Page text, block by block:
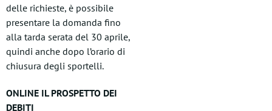
delle richieste, è possibile
presentare la domanda fino
alla tarda serata del 30 aprile,
quindi anche dopo l’orario di
chiusura degli sportelli.
ONLINE IL PROSPETTO DEI
DEBITI